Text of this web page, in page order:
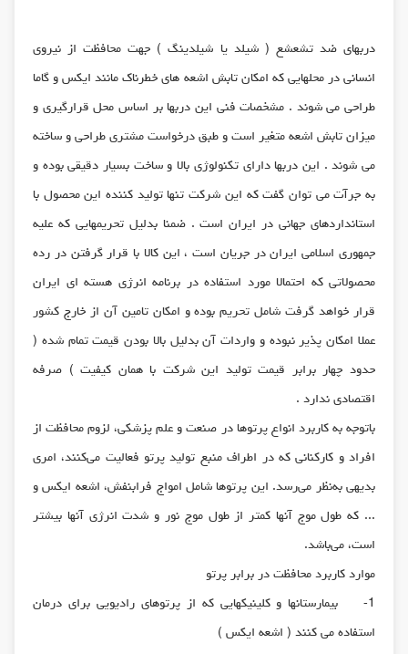
دربهای ضد تشعشع ( شیلد یا شیلدینگ ) جهت محافظت از نیروی
انسانی در محلهایی که امکان تابش اشعه های خطرناک مانند ایکس و گاما
طراحی می شوند . مشخصات فنی این دربها بر اساس محل قرارگیری و
میزان تابش اشعه متغیر است و طبق درخواست مشتری طراحی و ساخته
می شوند . این دربها دارای تکنولوژی بالا و ساخت بسیار دقیقی بوده و
به جرآت می توان گفت که این شرکت تنها تولید کننده این محصول با
استانداردهای جهانی در ایران است . ضمنا بدلیل تحریمهایی که علیه
جمهوری اسلامی ایران در جریان است ، این کالا با قرار گرفتن در رده
محصولاتی که احتمالا مورد استفاده در برنامه انرژی هسته ای ایران
قرار خواهد گرفت شامل تحریم بوده و امکان تامین آن از خارج کشور
عملا امکان پذیر نبوده و واردات آن بدلیل بالا بودن قیمت تمام شده (
حدود چهار برابر قیمت تولید این شرکت با همان کیفیت ) صرفه
اقتصادی ندارد .
باتوجه به کاربرد انواع پرتوها در صنعت و علم پزشکی، لزوم محافظت از
افراد و کارکنانی که در اطراف منبع تولید پرتو فعالیت می‌کنند، امری
بدیهی به‌نظر می‌رسد. این پرتوها شامل امواج فرابنفش، اشعه ایکس و
... که طول موج آنها کمتر از طول موج نور و شدت انرژی آنها بیشتر
است، می‌باشد.
موارد کاربرد محافظت در برابر پرتو
1- بیمارستانها و کلینیکهایی که از پرتوهای رادیویی برای درمان
استفاده می کنند ( اشعه ایکس )